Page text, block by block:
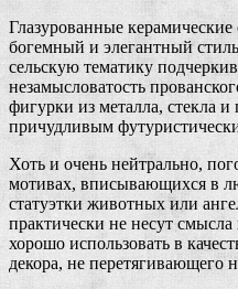
Глазурованные
богемный и элегантный
сельскую тематику
незамысловатость
фигурки из металла, стекла
причудливым
Хоть и очень нейтрально,
мотивах, вписывающихся в
статуэтки животных или
практически не несут
хорошо использовать в
декора, не перетягивающего